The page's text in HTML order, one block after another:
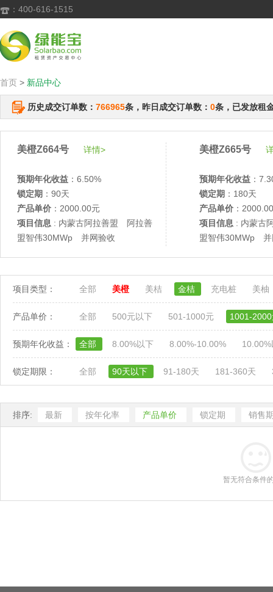
 ：400-616-1515
首页 > 新品中心
历史成交订单数： 766965条，昨日成交订单数： 0条，已发放租
美橙Z664号 详情>
预期年化收益 ：6.50%
锁定期 ：90天
产品单价 ：2000.00元
项目信息 : 内蒙古阿拉善盟 阿拉善
盟智伟30MWp 并网验收
美橙Z665号
预期年化收益 ：
锁定期 ：180天
产品单价 ：
项目信息 : 内蒙古
盟智伟30MWp 并
项目类型： 全部 美橙 美桔 金桔 充电桩 美柚
产品单价： 全部 500元以下 501-1000元 1001-
预期年化收益： 全部 8.00%以下 8.00%-10.00%
锁定期限： 全部 90天以下 91-180天 181-360天
排序: 最新 按年化率 产品单价 锁定期 销售
暂无符合条件